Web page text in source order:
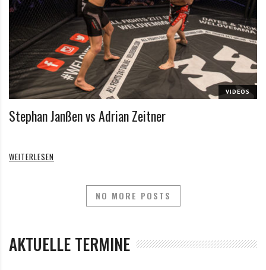
VIDEOS
Stephan Janßen vs Adrian Zeitner
WEITERLESEN
NO MORE POSTS
AKTUELLE TERMINE